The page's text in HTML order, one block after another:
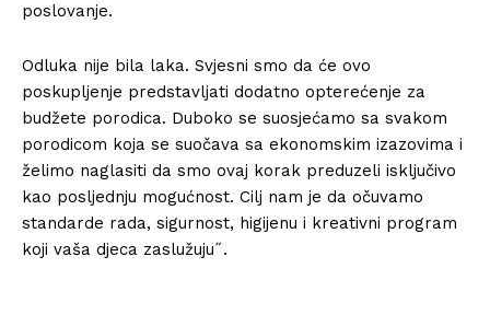
poslovanje.
Odluka nije bila laka. Svjesni smo da će ovo
poskupljenje predstavljati dodatno opterećenje za
budžete porodica. Duboko se suosjećamo sa svakom
porodicom koja se suočava sa ekonomskim izazovima i
želimo naglasiti da smo ovaj korak preduzeli isključivo
kao posljednju mogućnost. Cilj nam je da očuvamo
standarde rada, sigurnost, higijenu i kreativni program
koji vaša djeca zaslužuju˝.